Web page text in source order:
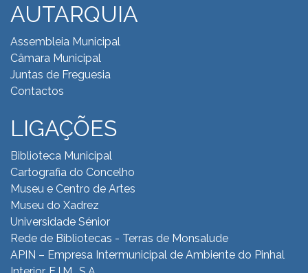
AUTARQUIA
Assembleia Municipal
Câmara Municipal
Juntas de Freguesia
Contactos
LIGAÇÕES
Biblioteca Municipal
Cartografia do Concelho
Museu e Centro de Artes
Museu do Xadrez
Universidade Sénior
Rede de Bibliotecas - Terras de Monsalude
APIN – Empresa Intermunicipal de Ambiente do Pinhal